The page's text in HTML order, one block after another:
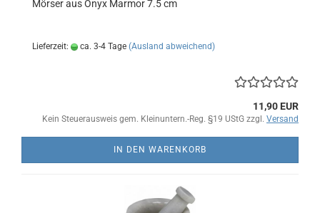
Mörser aus Onyx Marmor 7.5 cm
Lieferzeit: ca. 3-4 Tage (Ausland abweichend)
11,90 EUR
Kein Steuerausweis gem. Kleinuntern.-Reg. §19 UStG zzgl. Versand
IN DEN WARENKORB